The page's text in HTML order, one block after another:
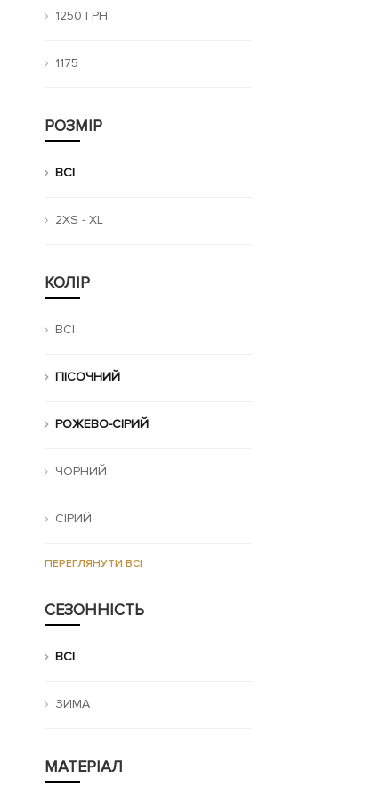
1250 ГРН
1175
РОЗМІР
ВСІ
2XS - XL
КОЛІР
ВСІ
ПІСОЧНИЙ
РОЖЕВО-СІРИЙ
ЧОРНИЙ
СІРИЙ
ПЕРЕГЛЯНУТИ ВСІ
СЕЗОННІСТЬ
ВСІ
ЗИМА
МАТЕРІАЛ